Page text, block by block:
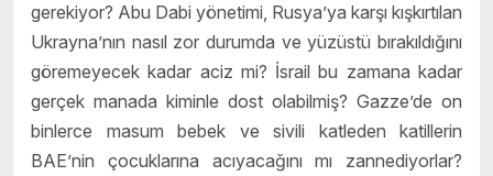
gerekiyor? Abu Dabi yönetimi, Rusya’ya karşı kışkırtılan
Ukrayna’nın nasıl zor durumda ve yüzüstü bırakıldığını
göremeyecek kadar aciz mi? İsrail bu zamana kadar
gerçek manada kiminle dost olabilmiş? Gazze’de on
binlerce masum bebek ve sivili katleden katillerin
BAE’nin çocuklarına acıyacağını mı zannediyorlar?